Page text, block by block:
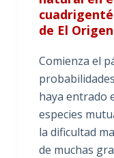
de El
Comienza el
haya entrado
especies
la dificultad
de muchas